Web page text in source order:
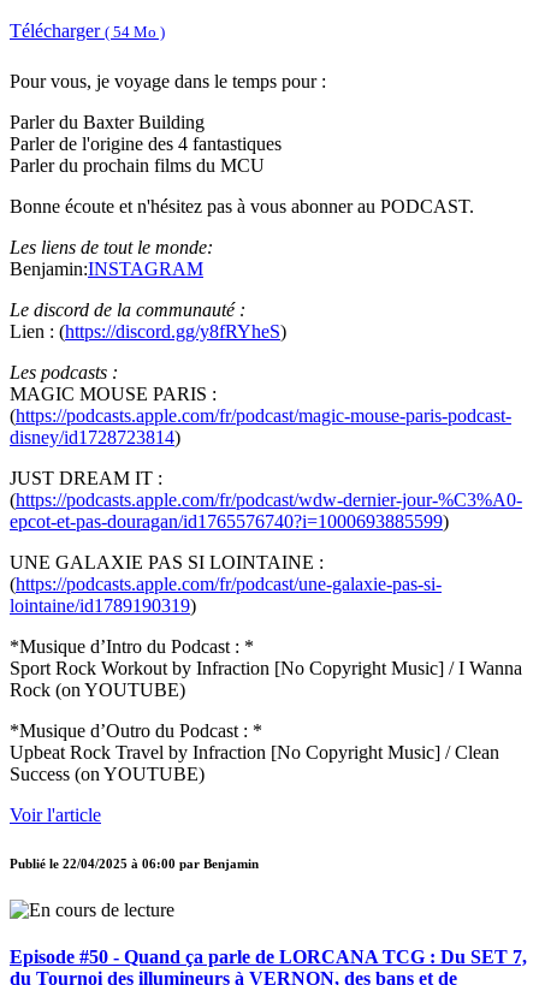
Télécharger ( 54 Mo )
Pour vous, je voyage dans le temps pour :
Parler du Baxter Building
Parler de l'origine des 4 fantastiques
Parler du prochain films du MCU
Bonne écoute et n'hésitez pas à vous abonner au PODCAST.
Les liens de tout le monde:
Benjamin:INSTAGRAM
Le discord de la communauté :
Lien : (https://discord.gg/y8fRYheS)
Les podcasts :
MAGIC MOUSE PARIS :
(https://podcasts.apple.com/fr/podcast/magic-mouse-paris-podcast-
disney/id1728723814)
JUST DREAM IT :
(https://podcasts.apple.com/fr/podcast/wdw-dernier-jour-%C3%A0-
epcot-et-pas-douragan/id1765576740?i=1000693885599)
UNE GALAXIE PAS SI LOINTAINE :
(https://podcasts.apple.com/fr/podcast/une-galaxie-pas-si-
lointaine/id1789190319)
*Musique d’Intro du Podcast : *
Sport Rock Workout by Infraction [No Copyright Music] / I Wanna
Rock (on YOUTUBE)
*Musique d’Outro du Podcast : *
Upbeat Rock Travel by Infraction [No Copyright Music] / Clean
Success (on YOUTUBE)
Voir l'article
Publié le 22/04/2025 à 06:00 par Benjamin
Episode #50 - Quand ça parle de LORCANA TCG : Du SET 7,
du Tournoi des illumineurs à VERNON, des bans et de